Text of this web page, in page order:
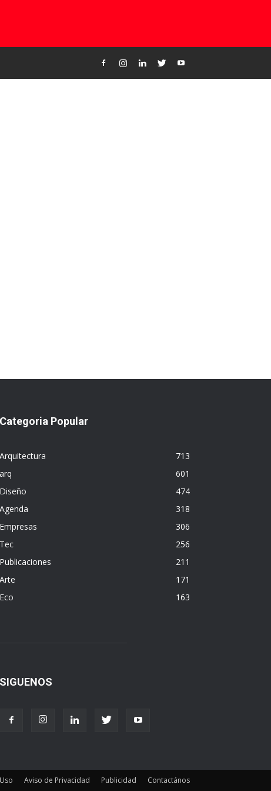
Categoria Popular
Arquitectura
713
arq
601
Diseño
474
Agenda
318
Empresas
306
Tec
256
Publicaciones
211
Arte
171
Eco
163
SIGUENOS
Aviso de Privacidad Publicidad Contactános